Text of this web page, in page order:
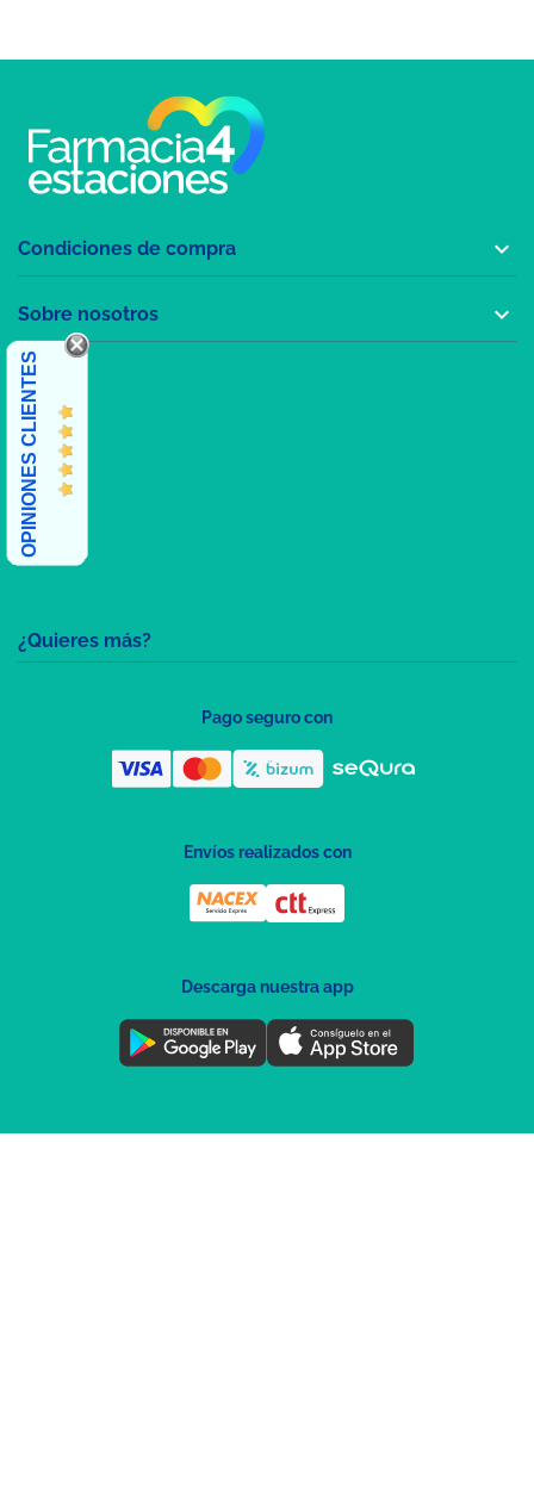
¿Quieres más?
Condiciones de compra 
Sobre nosotros 
OPINIONES CLIENTES
Pago seguro con
Envíos realizados con
Descarga nuestra app